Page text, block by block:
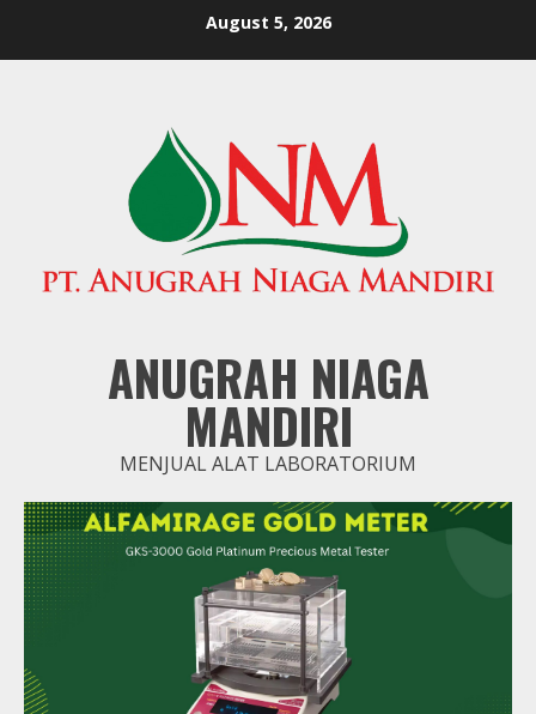
August 5, 2026
ANUGRAH NIAGA
MANDIRI
MENJUAL ALAT LABORATORIUM